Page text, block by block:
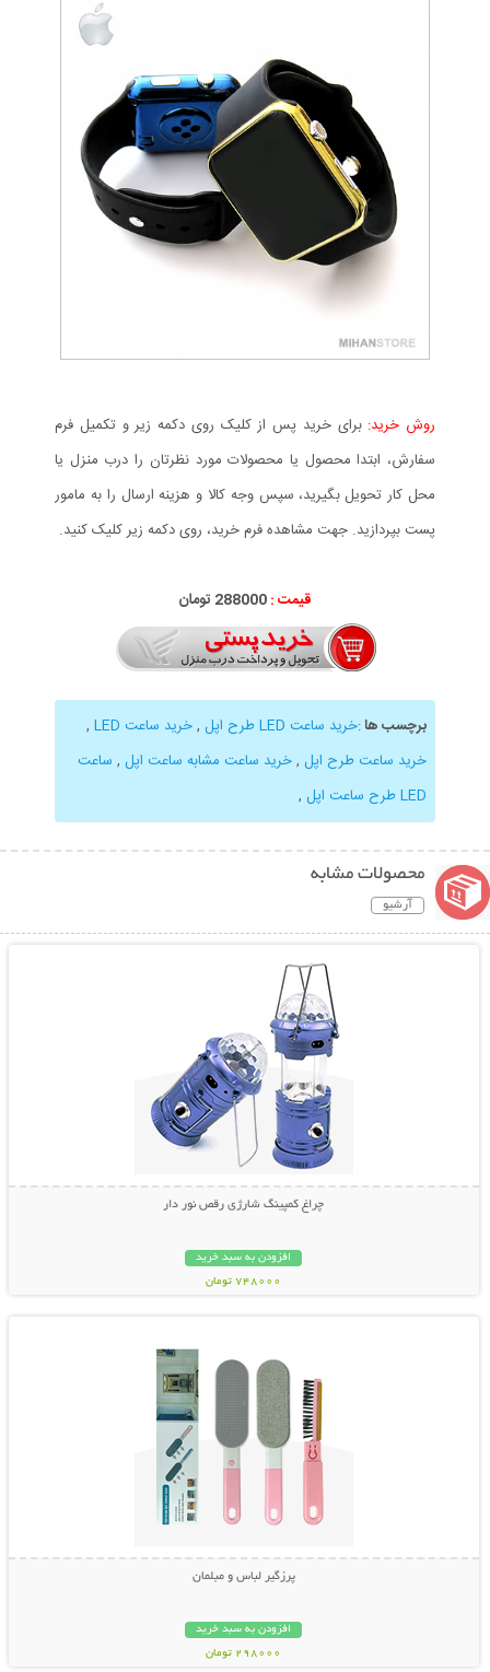
روش خرید: برای خرید پس از کلیک روی دکمه زیر و تکمیل فرم
سفارش، ابتدا محصول یا محصولات مورد نظرتان را درب منزل یا
محل کار تحویل بگیرید، سپس وجه کالا و هزینه ارسال را به مامور
پست بپردازید. جهت مشاهده فرم خرید، روی دکمه زیر کلیک کنید.
قیمت :288000 تومان
برچسب ها:خرید ساعت LED طرح اپل ,خرید ساعت LED
,
خرید ساعت طرح اپل ,خرید ساعت مشابه ساعت اپل , ساعت
LED طرح ساعت اپل
,
محصولات مشابه
آرشیو
چراغ کمپینگ شارژی رقص نور دار
افزودن به سبد خرید
748000 تومان
نمایش توضیحات بیشتر
پرزگیر لباس و مبلمان
افزودن به سبد خرید
298000 تومان
نمایش توضیحات بیشتر